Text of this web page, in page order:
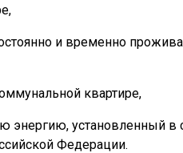
и временно
квартире,
энергию, установленный в
Федерации.